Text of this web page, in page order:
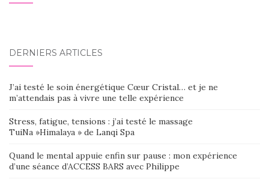
DERNIERS ARTICLES
J’ai testé le soin énergétique Cœur Cristal… et je ne
m’attendais pas à vivre une telle expérience
Stress, fatigue, tensions : j’ai testé le massage
TuiNa »Himalaya » de Lanqi Spa
Quand le mental appuie enfin sur pause : mon expérience
d’une séance d’ACCESS BARS avec Philippe